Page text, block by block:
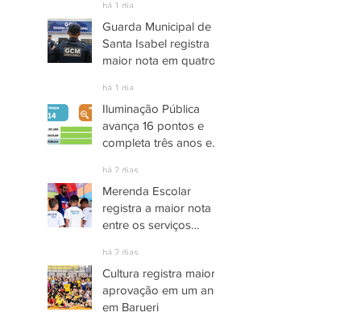
avaliados em
Piracicaba
há 1 dia
Guarda Municipal de
Santa Isabel registra
maior nota em quatro
INDSAT
há 1 dia
Iluminação Pública
avança 16 pontos e
completa três anos em
Satisfação em
Itaquaquecetuba
há 2 dias
Merenda Escolar
registra a maior nota
entre os serviços
há 2 dias
Cultura registra maior
aprovação em um ano
em Barueri